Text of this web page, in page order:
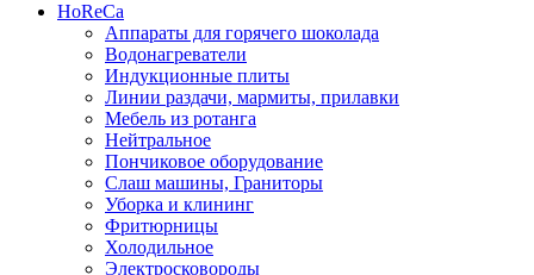
HoReCa
Аппараты для горячего шоколада
Водонагреватели
Индукционные плиты
Линии раздачи, мармиты, прилавки
Мебель из ротанга
Нейтральное
Пончиковое оборудование
Слаш машины, Граниторы
Уборка и клининг
Фритюрницы
Холодильное
Электросковороды